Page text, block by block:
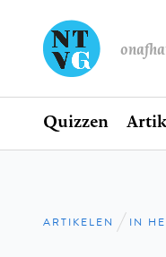
Home
Quizzen
ARTIKELEN IN